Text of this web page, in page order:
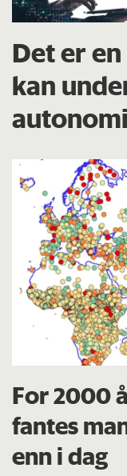
Det er
kan
autonomi
For 2000
fantes
enn i dag